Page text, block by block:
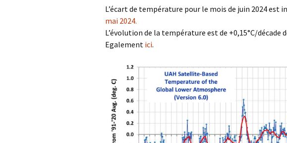
L’écart de température pour le mois de juin 2024 est
mai 2024.
L’évolution de la température est de +0,15°C/décade
Egalement ici.